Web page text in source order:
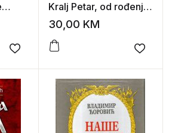
Add to wishlist
Kralj Petar, od rođenja
do smrti (1844-1921)
30,00 KM
Add